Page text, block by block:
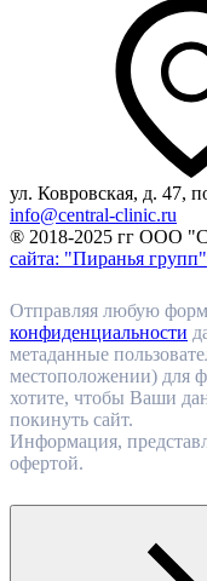
ул. Ковровская, д. 47,
info@central-clinic.ru
® 2018-2025 гг ООО
сайта: "Пиранья групп"
Отправляя любую
конфиденциальности
метаданные
местоположении) для
хотите, чтобы Ваши
покинуть сайт.
Информация,
офертой.